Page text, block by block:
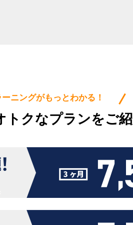
ニングがもっとわかる！
トクなプランをご